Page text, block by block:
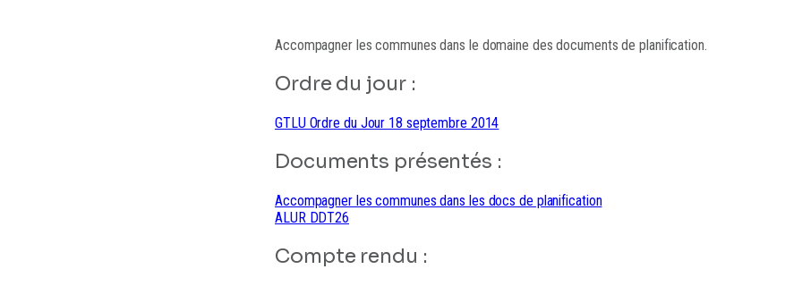
Accompagner les communes dans le domaine des documents de planification.
Ordre du jour :
GTLU Ordre du Jour 18 septembre 2014
Documents présentés :
Accompagner les communes dans les docs de planification
ALUR DDT26
Compte rendu :